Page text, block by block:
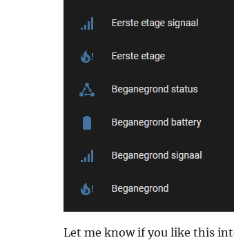
Let me know if you like this